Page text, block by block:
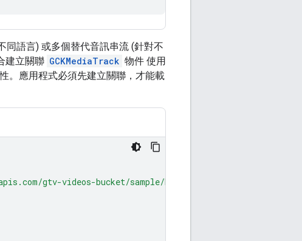
同語言) 或多個替代音訊串流 (針對不
建立關聯 GCKMediaTrack 物件 使用
。應用程式必須先建立關聯，才能載
gtv-videos-bucket/sample/BigBuckBunny.mp4"